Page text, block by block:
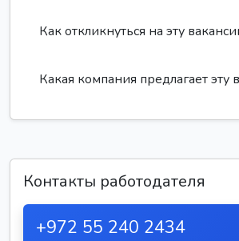
Как откликнуться на эту
Какая компания предлагает эту
Контакты работодателя
+972 55 240 2434